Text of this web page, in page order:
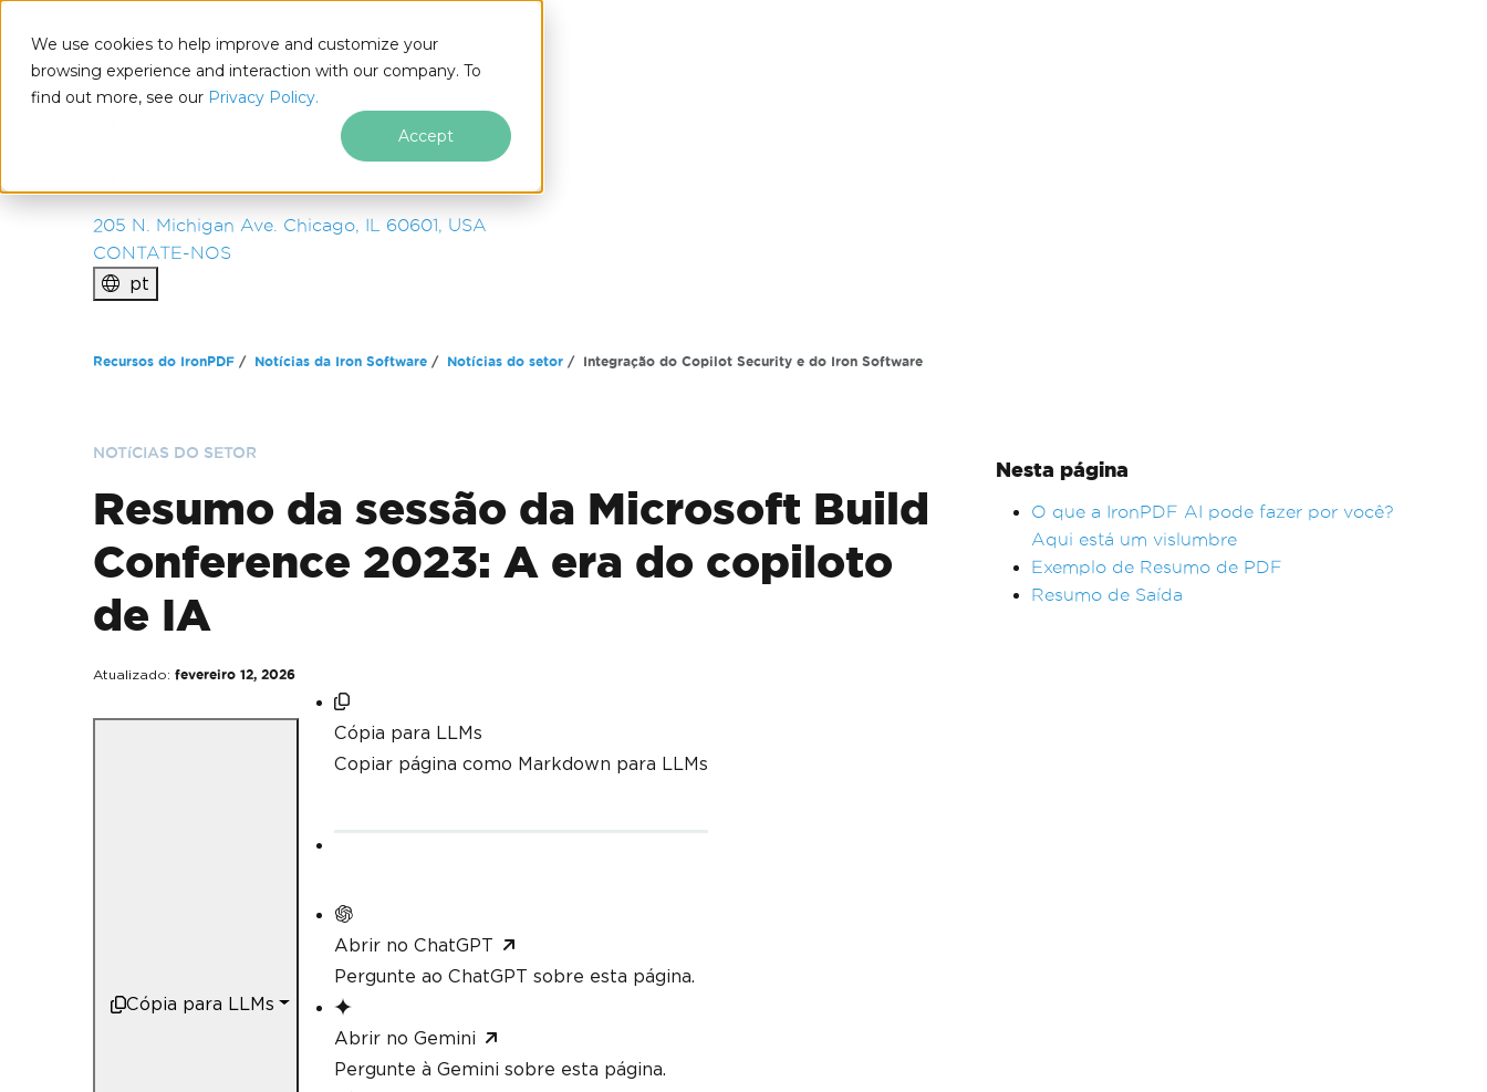
We use cookies to help improve and customize your
browsing experience and interaction with our company. To
find out more, see our Privacy Policy.
Accept
IRONSOFTWARE
PRODUTOS
EMPRESA
205 N. Michigan Ave. Chicago, IL 60601, USA
CONTATE-NOS
pt
Recursos do IronPDF Notícias da Iron Software Notícias do setor Integração do Copilot Security e do Iron Software
NOTíCIAS DO SETOR
Resumo da sessão da Microsoft Build
Conference 2023: A era do copiloto
de IA
Atualizado: fevereiro 12, 2026
Cópia para LLMs
Cópia para LLMs
Copiar página como Markdown para LLMs
Abrir no ChatGPT
Pergunte ao ChatGPT sobre esta página.
Abrir no Gemini
Pergunte à Gemini sobre esta página.
Nesta página
O que a IronPDF AI pode fazer por você?
Aqui está um vislumbre
Exemplo de Resumo de PDF
Resumo de Saída